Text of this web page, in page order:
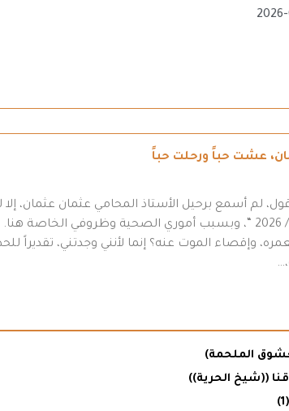
عشت حباً ورحلت حباً
لم أسمع برحيل الأستاذ المحامي عثمان عثمان،
أربعينيته في قامشلو ” 31-7/ 2026 “، وبسبب أموري الصحية وظروفي
وإقصاء الموت عنه؟ إنما لأنني وجدتني،
الملحمة)
((شيخ الحرية))